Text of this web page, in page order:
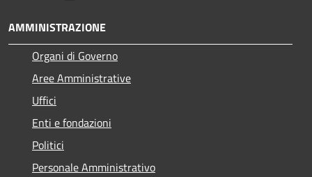
AMMINISTRAZIONE
Organi di Governo
Aree Amministrative
Uffici
Enti e fondazioni
Politici
Personale Amministrativo